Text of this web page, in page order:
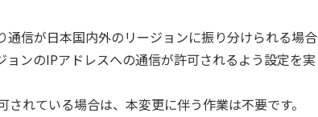
信が日本国内外のリージョンに振り分けられる場合
ンのIPアドレスへの通信が許可されるよう設定を実
れている場合は、本変更に伴う作業は不要です。